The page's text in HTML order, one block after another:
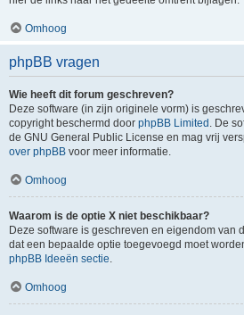
Omhoog
phpBB vragen
Wie heeft dit forum geschreven?
Deze software (in zijn originele vorm) is
copyright beschermd door phpBB Limited . De
de GNU General Public License en mag vrij
over phpBB voor meer informatie.
Omhoog
Waarom is de optie X niet beschikbaar?
Deze software is geschreven en eigendom van
dat een bepaalde optie toegevoegd moet
phpBB Ideeën sectie
Omhoog